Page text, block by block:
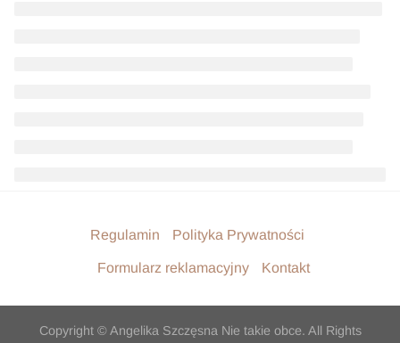
Regulamin Polityka Prywatności
Formularz reklamacyjny Kontakt
Copyright © Angelika Szczęsna Nie takie obce. All Rights